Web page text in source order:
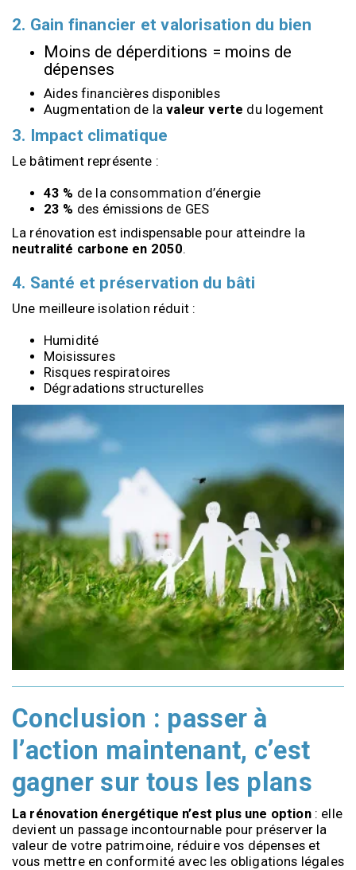
2. Gain financier et valorisation du bien
Moins de déperditions = moins de
dépenses
Aides financières disponibles
Augmentation de la valeur verte du logement
3. Impact climatique
Le bâtiment représente :
43 % de la consommation d’énergie
23 % des émissions de GES
neutralité carbone en 2050.
4. Santé et préservation du bâti
Une meilleure isolation réduit :
Humidité
Moisissures
Risques respiratoires
Dégradations structurelles
Conclusion : passer à
l’action maintenant, c’est
gagner sur tous les plans
La rénovation énergétique n’est plus une option : elle
devient un passage incontournable pour préserver la
valeur de votre patrimoine, réduire vos dépenses et
vous mettre en conformité avec les obligations légales